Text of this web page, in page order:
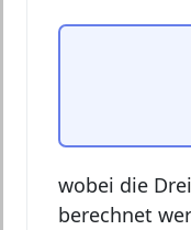
wobei die
berechnet